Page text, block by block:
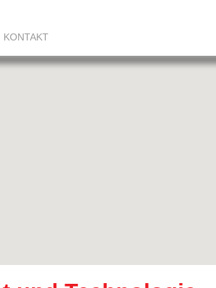
KONTAKT